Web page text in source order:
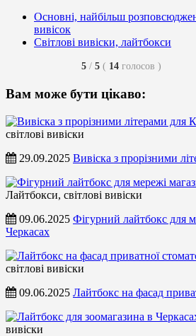
Основні, найбільш
вивісок
Світлові вивіски, лайтбокси
5 / 5 ( 14 голосов )
Вам може бути цікаво:
світлові вивіски
29.09.2025 Вивіска з прорізними
Лайтбокси, світлові вивіски
09.06.2025 Фігурний лайтбокс для
Черкасах
світлові вивіски
09.06.2025 Лайтбокс на фасад
вивіски